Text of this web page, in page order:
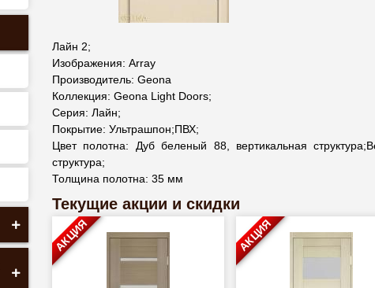
Лайн 2;
Изображения: Array
Производитель: Geona
Коллекция: Geona Light Doors;
Серия: Лайн;
Покрытие: Ультрашпон;ПВХ;
Цвет полотна: Дуб беленый 88, вертикальная
структура;
Толщина полотна: 35 мм
Текущие акции и скидки
АКЦИЯ АКЦИЯ